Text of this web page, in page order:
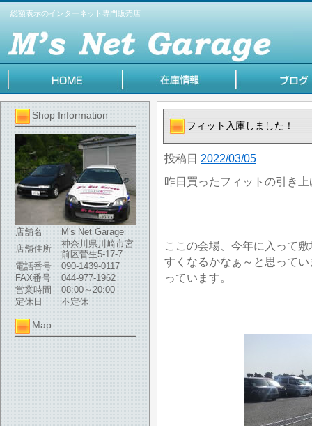
総額表示のインターネット専門販売店
Shop Information
店舗名
M's Net Garage
店舗住所
神奈川県川崎市宮
前区菅生5-17-7
電話番号
090-1439-0117
FAX番号
044-977-1962
営業時間
08:00～20:00
定休日
不定休
Map
フィット入庫しました！
投稿日 2022/03/05
昨日買ったフィットの引き
ここの会場、今年に入って
すくなるかなぁ～と思って
っています。